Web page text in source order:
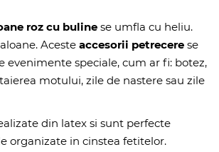
roz cu buline se umfla cu heliu.
Aceste accesorii petrecere se
evenimente speciale, cum ar fi: botez,
motului, zile de nastere sau zile
din latex si sunt perfecte
organizate in cinstea fetitelor.